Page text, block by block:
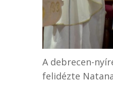
A debrecen-
felidézte